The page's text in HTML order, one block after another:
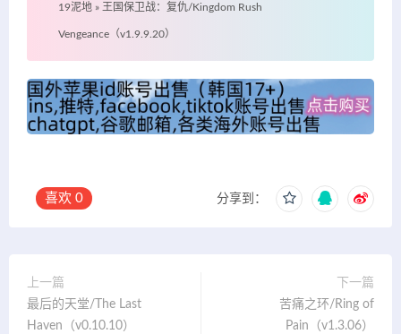
19泥地 » 王国保卫战：复仇/Kingdom Rush
Vengeance（v1.9.9.20）
喜欢 0 分享到：
上一篇
最后的天堂/The Last
Haven（v0.10.10）
下一篇
苦痛之环/Ring of
Pain（v1.3.06）